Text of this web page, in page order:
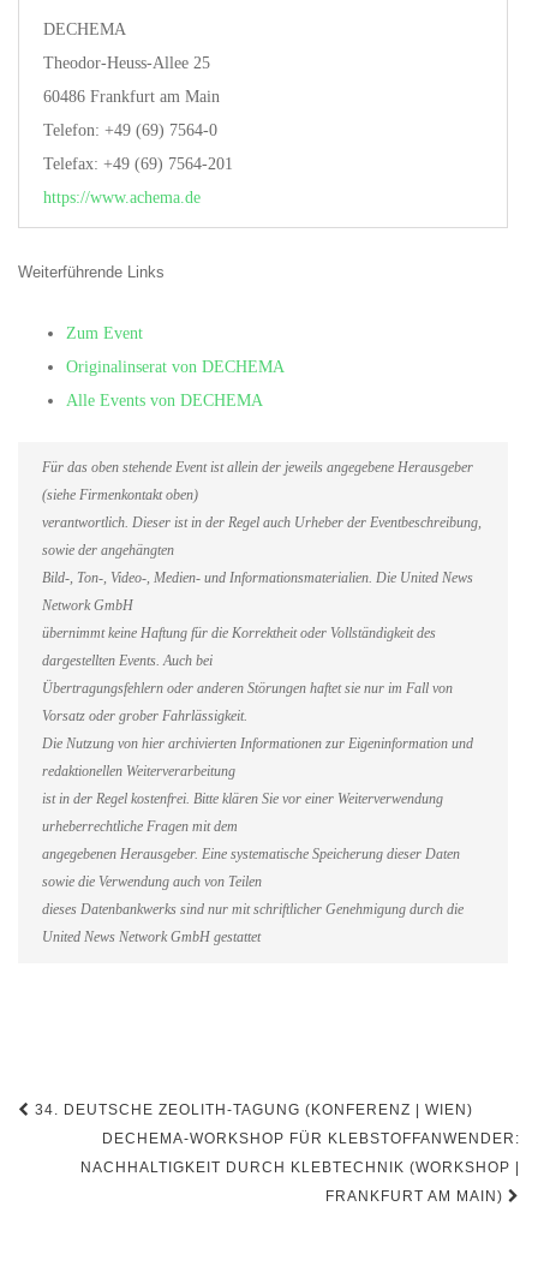
DECHEMA
Theodor-Heuss-Allee 25
60486 Frankfurt am Main
Telefon: +49 (69) 7564-0
Telefax: +49 (69) 7564-201
https://www.achema.de
Weiterführende Links
Zum Event
Originalinserat von DECHEMA
Alle Events von DECHEMA
Für das oben stehende Event ist allein der jeweils angegebene Herausgeber
(siehe Firmenkontakt oben)
verantwortlich. Dieser ist in der Regel auch Urheber der Eventbeschreibung,
sowie der angehängten
Bild-, Ton-, Video-, Medien- und Informationsmaterialien. Die United News
Network GmbH
übernimmt keine Haftung für die Korrektheit oder Vollständigkeit des
dargestellten Events. Auch bei
Übertragungsfehlern oder anderen Störungen haftet sie nur im Fall von
Vorsatz oder grober Fahrlässigkeit.
Die Nutzung von hier archivierten Informationen zur Eigeninformation und
redaktionellen Weiterverarbeitung
ist in der Regel kostenfrei. Bitte klären Sie vor einer Weiterverwendung
urheberrechtliche Fragen mit dem
angegebenen Herausgeber. Eine systematische Speicherung dieser Daten
sowie die Verwendung auch von Teilen
dieses Datenbankwerks sind nur mit schriftlicher Genehmigung durch die
United News Network GmbH gestattet
Beitragsnavigation
34. DEUTSCHE ZEOLITH-TAGUNG (KONFERENZ | WIEN)
DECHEMA-WORKSHOP FÜR KLEBSTOFFANWENDER:
NACHHALTIGKEIT DURCH KLEBTECHNIK (WORKSHOP |
FRANKFURT AM MAIN)